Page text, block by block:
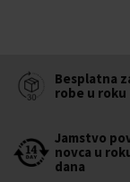
Besplatna
robe u roku
Jamstvo
novca u
dana